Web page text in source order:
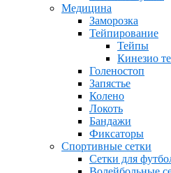
Медицина
Заморозка
Тейпирование
Тейпы
Кинезио
Голеностоп
Запястье
Колено
Локоть
Бандажи
Фиксаторы
Спортивные сетки
Сетки для